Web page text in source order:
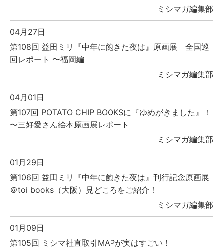
ミシマガ編集部
04月27日
第108回 益田ミリ『中年に飽きた夜は』原画展 全国巡
回レポート 〜福岡編
ミシマガ編集部
04月01日
第107回 POTATO CHIP BOOKSに『ゆめがきました』！
〜三好愛さん絵本原画展レポート
ミシマガ編集部
01月29日
第106回 益田ミリ『中年に飽きた夜は』刊行記念原画展
＠toi books（大阪）見どころをご紹介！
ミシマガ編集部
01月09日
第105回 ミシマ社直取引MAPが実はすごい！